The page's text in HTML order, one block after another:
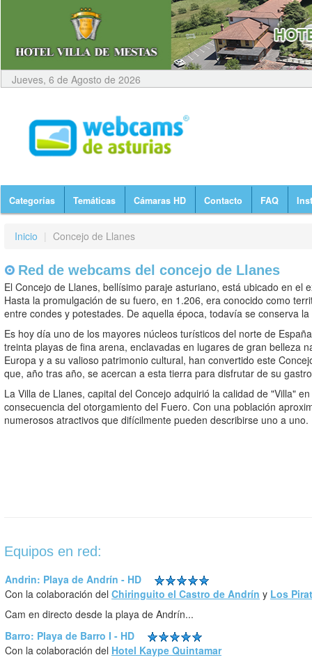
Jueves, 6 de Agosto de 2026
Categorías Temáticas Cámaras HD Contacto FAQ
Inicio | Concejo de Llanes
Red de webcams del concejo de Llanes
El Concejo de Llanes, bellísimo paraje asturiano, está ubicado en el
Hasta la promulgación de su fuero, en 1.206, era conocido como
entre condes y potestades. De aquella época, todavía se conserva
Es hoy día uno de los mayores núcleos turísticos del norte de
treinta playas de fina arena, enclavadas en lugares de gran belleza
Europa y a su valioso patrimonio cultural, han convertido este
que, año tras año, se acercan a esta tierra para disfrutar de su gastro
La Villa de Llanes, capital del Concejo adquirió la calidad de "Villa"
consecuencia del otorgamiento del Fuero. Con una población
numerosos atractivos que difícilmente pueden describirse uno a uno.
Equipos en red:
Andrin: Playa de Andrín - HD
Con la colaboración del Chiringuito el Castro de Andrín y Los
Cam en directo desde la playa de Andrín...
Barro: Playa de Barro I - HD
Con la colaboración del Hotel Kaype Quintamar